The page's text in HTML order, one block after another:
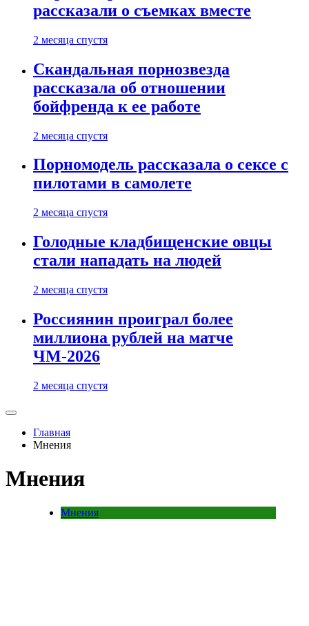
рассказали о съемках вместе
2 месяца спустя
Скандальная порнозвезда
рассказала об отношении
бойфренда к ее работе
2 месяца спустя
Порномодель рассказала о сексе с
пилотами в самолете
2 месяца спустя
Голодные кладбищенские овцы
стали нападать на людей
2 месяца спустя
Россиянин проиграл более
миллиона рублей на матче
ЧМ-2026
2 месяца спустя
Главная
Мнения
Мнения
Мнения